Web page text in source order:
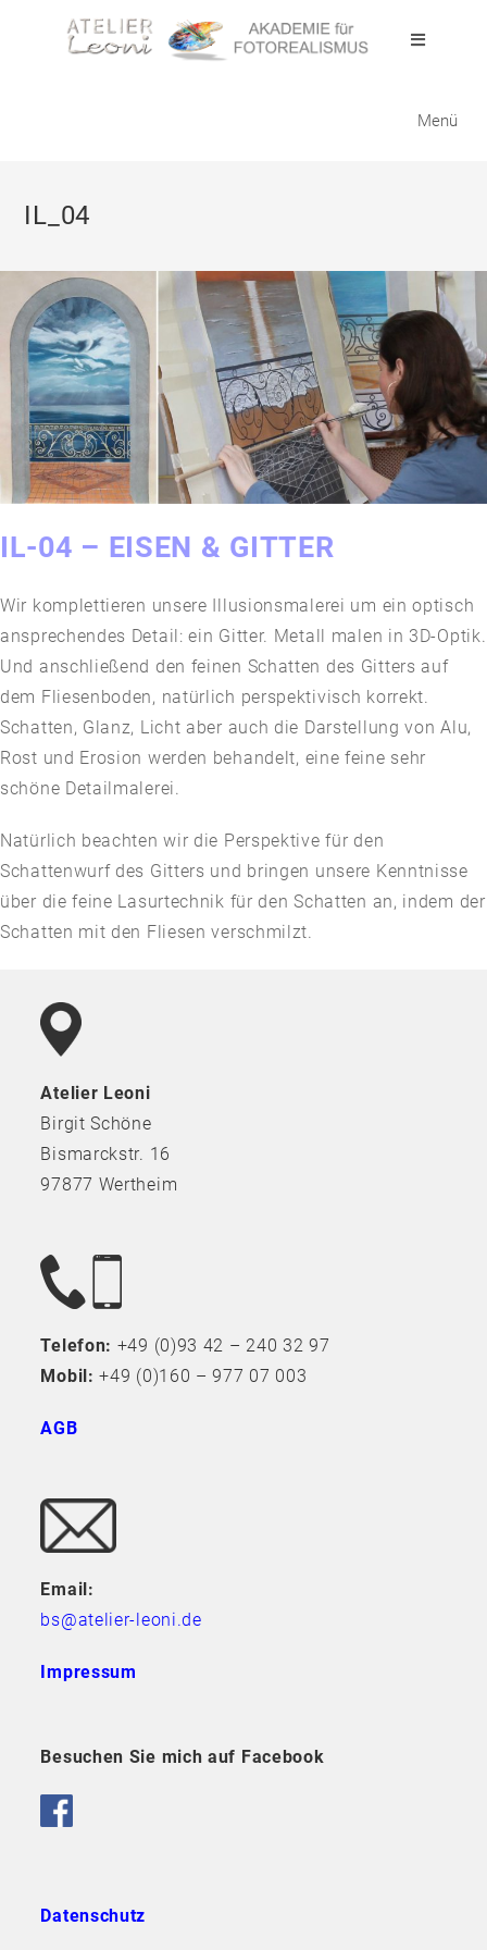
Menü
IL_04
IL-04 – EISEN & GITTER
Wir komplettieren unsere Illusionsmalerei um ein optisch
ansprechendes Detail: ein Gitter. Metall malen in 3D-Optik.
Und anschließend den feinen Schatten des Gitters auf
dem Fliesenboden, natürlich perspektivisch korrekt.
Schatten, Glanz, Licht aber auch die Darstellung von Alu,
Rost und Erosion werden behandelt, eine feine sehr
schöne Detailmalerei.
Natürlich beachten wir die Perspektive für den
Schattenwurf des Gitters und bringen unsere Kenntnisse
über die feine Lasurtechnik für den Schatten an, indem der
Schatten mit den Fliesen verschmilzt.
Atelier Leoni
Birgit Schöne
Bismarckstr. 16
97877 Wertheim
Telefon: +49 (0)93 42 – 240 32 97
Mobil: +49 (0)160 – 977 07 003
AGB
Email:
bs@atelier-leoni.de
Impressum
Besuchen Sie mich auf Facebook
Datenschutz